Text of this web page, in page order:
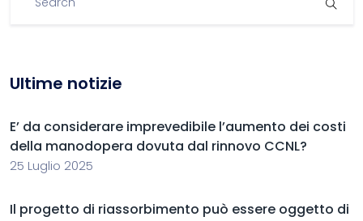
Ultime notizie
E’ da considerare imprevedibile l’aumento dei costi
della manodopera dovuta dal rinnovo CCNL?
25 Luglio 2025
Il progetto di riassorbimento può essere oggetto di